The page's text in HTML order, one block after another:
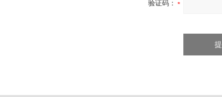
验证码：